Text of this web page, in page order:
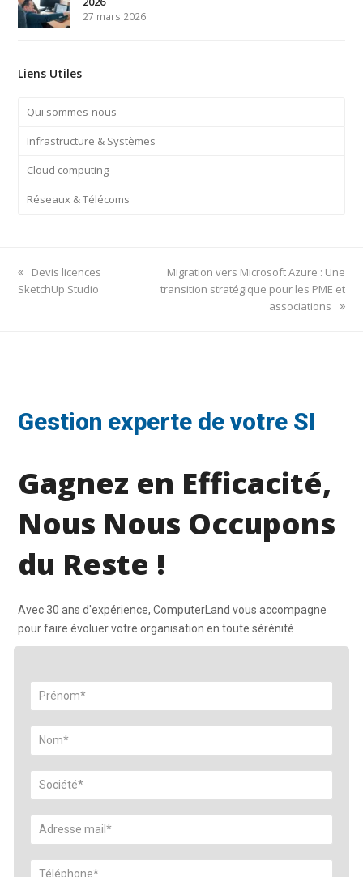
27 mars 2026
Liens Utiles
Qui sommes-nous
Infrastructure & Systèmes
Cloud computing
Réseaux & Télécoms
previous
post:
Devis licences
SketchUp Studio
next
post:
Migration vers Microsoft Azure : Une
transition stratégique pour les PME et
associations
Gestion experte de votre SI
Gagnez en Efficacité,
Nous Nous Occupons
du Reste !
Avec 30 ans d'expérience, ComputerLand vous accompagne
pour faire évoluer votre organisation en toute sérénité